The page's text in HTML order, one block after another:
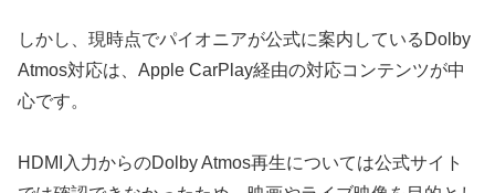
しかし、現時点でパイオニアが公式に案内しているDolby
Atmos対応は、Apple CarPlay経由の対応コンテンツが中
心です。
HDMI入力からのDolby Atmos再生については公式サイト